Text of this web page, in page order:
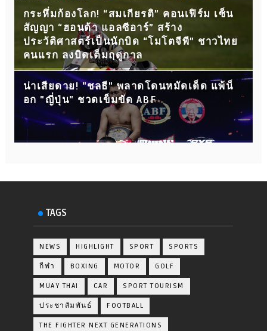
กระหึ่มก้องโลก! “สมเกียรติ” คอนเฟิร์ม เซ็น
สัญญา “ฮอนด้า แอลซีอาร์” สร้าง
ประวัติศาสตร์เป็นนักบิด “โมโตจีพี” ชาวไทย
คนแรก ลงบิดเต็มฤดูกาล
น่าเสียดาย! "ชลธี" พลาดโดนหมัดเด็ด แพ้น็
อก "ญี่ปุ่น" ชวดเข็มขัด ABF
TAGS
NEWS HIGHLIGHT SPORT SPORTS
กีฬา BOXING MOTOR GOLF
MUAY THAI CAR SPORT TOURISM
ประชาสัมพันธ์ FOOTBALL
THE FIGHTER NEXT GENERATIONS